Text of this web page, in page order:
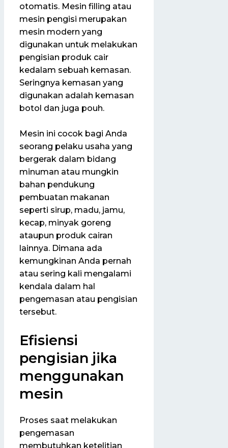
otomatis. Mesin filling atau
mesin pengisi merupakan
mesin modern yang
digunakan untuk melakukan
pengisian produk cair
kedalam sebuah kemasan.
Seringnya kemasan yang
digunakan adalah kemasan
botol dan juga pouh.
Mesin ini cocok bagi Anda
seorang pelaku usaha yang
bergerak dalam bidang
minuman atau mungkin
bahan pendukung
pembuatan makanan
seperti sirup, madu, jamu,
kecap, minyak goreng
ataupun produk cairan
lainnya. Dimana ada
kemungkinan Anda pernah
atau sering kali mengalami
kendala dalam hal
pengemasan atau pengisian
tersebut.
Efisiensi
pengisian jika
menggunakan
mesin
Proses saat melakukan
pengemasan
membutuhkan ketelitian